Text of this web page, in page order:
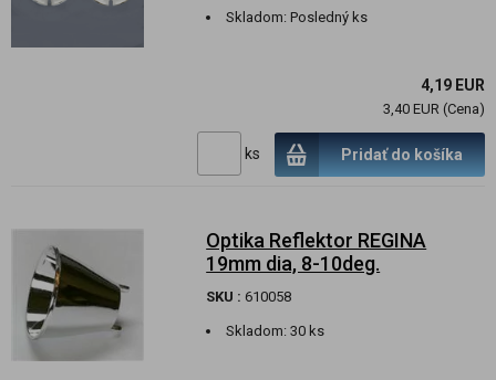
Skladom:Posledný ks
4,19 EUR
3,40 EUR (Cena)
ks Pridať do košíka
Optika Reflektor REGINA
19mm dia, 8-10deg.
SKU : 610058
Skladom:30 ks